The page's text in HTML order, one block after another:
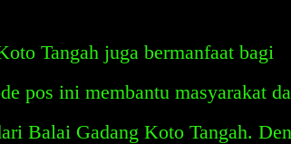
Tangah juga bermanfaat bagi
pos ini membantu masyarakat
Balai Gadang Koto Tangah.